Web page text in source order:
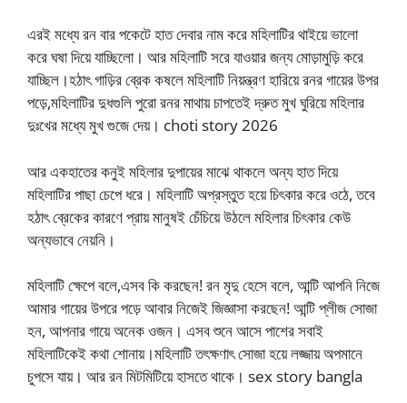
এরই মধ্যে রন বার পকেটে হাত দেবার নাম করে মহিলাটির থাইয়ে ভালো
করে ঘষা দিয়ে যাচ্ছিলো। আর মহিলাটি সরে যাওয়ার জন্য মোড়ামুড়ি করে
যাচ্ছিল।হঠাৎ গাড়ির ব্রেক কষলে মহিলাটি নিয়ন্ত্রণ হারিয়ে রনর গায়ের উপর
পড়ে,মহিলাটির দুধগুলি পুরো রনর মাথায় চাপতেই দ্রুত মুখ ঘুরিয়ে মহিলার
দুঃখের মধ্যে মুখ গুজে দেয়। choti story 2026
আর একহাতের কনুই মহিলার দুপায়ের মাঝে থাকলে অন্য হাত দিয়ে
মহিলাটির পাছা চেপে ধরে। মহিলাটি অপ্রস্তুত হয়ে চিৎকার করে ওঠে, তবে
হঠাৎ ব্রেকের কারণে প্রায় মানুষই চেঁচিয়ে উঠলে মহিলার চিৎকার কেউ
অন্যভাবে নেয়নি।
মহিলাটি ক্ষেপে বলে,এসব কি করছেন! রন মৃদু হেসে বলে, আন্টি আপনি নিজে
আমার গায়ের উপরে পড়ে আবার নিজেই জিজ্ঞাসা করছেন! আন্টি প্লীজ সোজা
হন, আপনার গায়ে অনেক ওজন। এসব শুনে আসে পাশের সবাই
মহিলাটিকেই কথা শোনায়।মহিলাটি তৎক্ষণাৎ সোজা হয়ে লজ্জায় অপমানে
চুপসে যায়। আর রন মিটমিটিয়ে হাসতে থাকে। sex story bangla